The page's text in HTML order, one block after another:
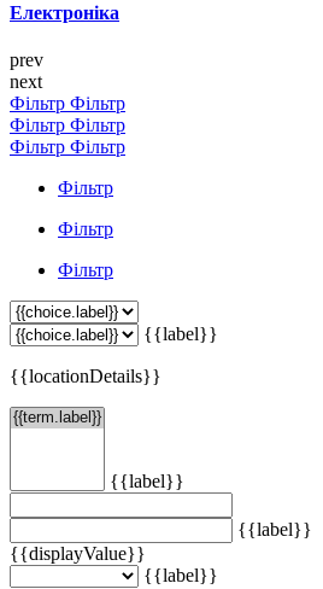
Електроніка
prev
next
Фільтр Фільтр
Фільтр Фільтр
Фільтр Фільтр
Фільтр
Фільтр
Фільтр
{{label}}
{{locationDetails}}
{{label}}
{{label}}
{{displayValue}}
{{label}}